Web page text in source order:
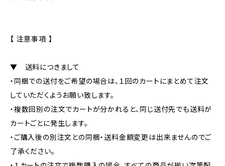
【 注意事項 】
▼ 送料につきまして
・同梱での送付をご希望の場合は、１回のカートにまとめて注文
していただくようお願い致します。
・複数回別の注文でカートが分かれると、同じ送付先でも送料が
カートごとに発生します。
・ご購入後の別注文との同梱・送料金額変更は出来ませんのでご
了承ください。